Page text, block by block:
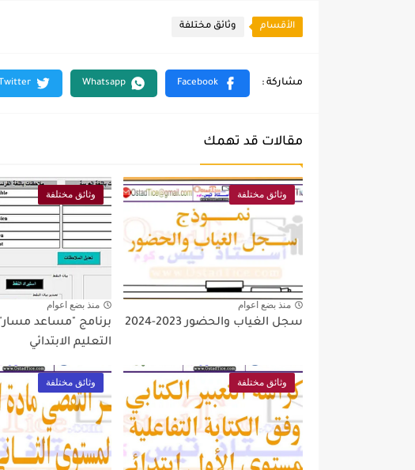
الأقسام وثائق مختلفة
مقالات قد تهمك
وثائق مختلفة
منذ بضع اعوام
سجل الغياب والحضور 2023-2024
وثائق مختلفة
منذ بضع اعوام
برنامج "مساعد
التعليم الابتدائي
وثائق مختلفة وثائق مختلفة